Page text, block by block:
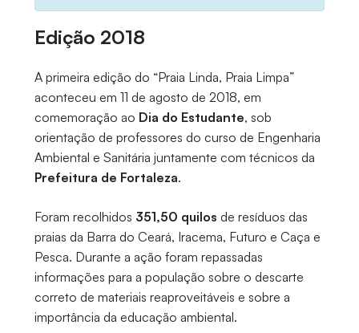
Edição 2018
A primeira edição do “Praia Linda, Praia Limpa”
aconteceu em 11 de agosto de 2018, em
comemoração ao Dia do Estudante, sob
orientação de professores do curso de Engenharia
Ambiental e Sanitária juntamente com técnicos da
Prefeitura de Fortaleza.
Foram recolhidos 351,50 quilos de resíduos das
praias da Barra do Ceará, Iracema, Futuro e Caça e
Pesca. Durante a ação foram repassadas
informações para a população sobre o descarte
correto de materiais reaproveitáveis e sobre a
importância da educação ambiental.